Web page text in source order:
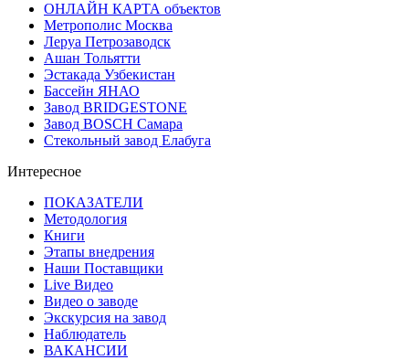
ОНЛАЙН КАРТА объектов
Метрополис Москва
Леруа Петрозаводск
Ашан Тольятти
Эстакада Узбекистан
Бассейн ЯНАО
Завод BRIDGESTONE
Завод BOSCH Самара
Стекольный завод Елабуга
Интересное
ПОКАЗАТЕЛИ
Методология
Книги
Этапы внедрения
Наши Поставщики
Live Видео
Видео о заводе
Экскурсия на завод
Наблюдатель
ВАКАНСИИ